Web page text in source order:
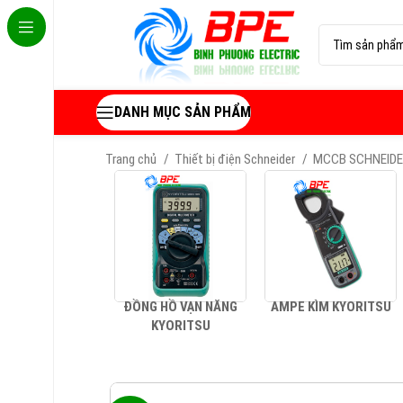
DANH MỤC SẢN PHẨM
Trang chủ Thiết bị điện Schneider MCCB
ĐỒNG HỒ VẠN NĂNG
KYORITSU
AMPE KÌM KYORITSU